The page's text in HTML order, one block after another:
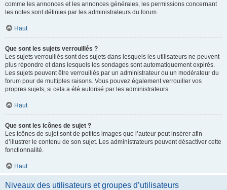
comme les annonces et les annonces générales, les permissions concernant
les notes sont définies par les administrateurs du forum.
Haut
Que sont les sujets verrouillés ?
Les sujets verrouillés sont des sujets dans lesquels les utilisateurs ne peuvent
plus répondre et dans lesquels les sondages sont automatiquement expirés.
Les sujets peuvent être verrouillés par un administrateur ou un modérateur du
forum pour de multiples raisons. Vous pouvez également verrouiller vos
propres sujets, si cela a été autorisé par les administrateurs.
Haut
Que sont les icônes de sujet ?
Les icônes de sujet sont de petites images que l’auteur peut insérer afin
d’illustrer le contenu de son sujet. Les administrateurs peuvent désactiver cette
fonctionnalité.
Haut
Niveaux des utilisateurs et groupes d’utilisateurs